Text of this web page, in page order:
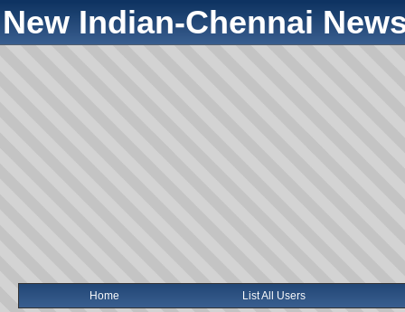
New Indian-Chennai
Home List All Users